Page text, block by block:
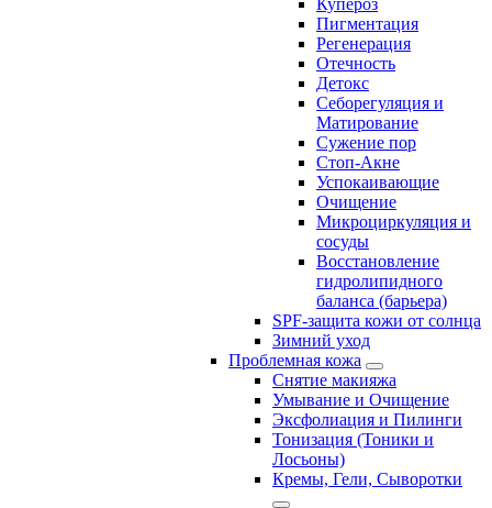
Купероз
Пигментация
Регенерация
Отечность
Детокс
Себорегуляция и
Матирование
Сужение пор
Стоп-Акне
Успокаивающие
Очищение
Микроциркуляция и
сосуды
Восстановление
гидролипидного
баланса (барьера)
SPF-защита кожи от солнца
Зимний уход
Проблемная кожа
Снятие макияжа
Умывание и Очищение
Эксфолиация и Пилинги
Тонизация (Тоники и
Лосьоны)
Кремы, Гели, Сыворотки